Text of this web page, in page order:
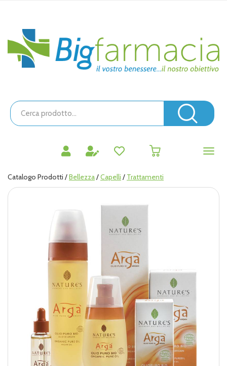
principaleBigfarmacia
Cerca
Prodotto
Catalogo Prodotti /Bellezza/Capelli / Trattamenti